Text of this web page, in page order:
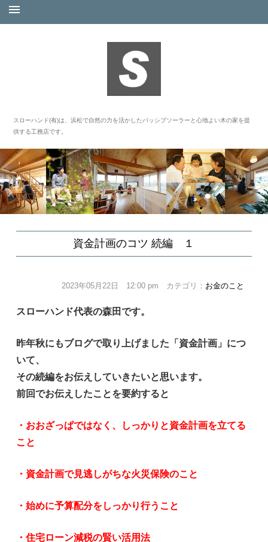
スローハンド(有)は、浜松で自然の力を活かしたパッシブソーラーと心地よい木の家を提
供する工務店です。
資金計画のコツ 続編 １
2023年05月22日 12:00 pm カテゴリ： お金のこと
スローハンド代表の森田です。
昨年秋にもブログで取り上げました「資金計画」につ
いて、
その続編をお伝えしていきたいと思います。
前回でお伝えしたことを要約すると
・おおざっぱではなく、しっかりと資金計画を立てる
こと
・資金計画で見逃しがちな火災保険のこと
・始めに予算配分をしっかり行うこと
・住宅ローン減税の賢い活用法